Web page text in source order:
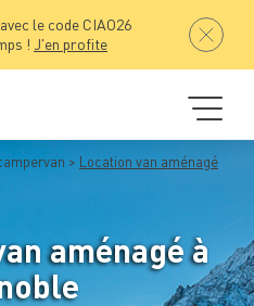
le code CIAO26
! J'en profite
Location van aménagé
aménagé à